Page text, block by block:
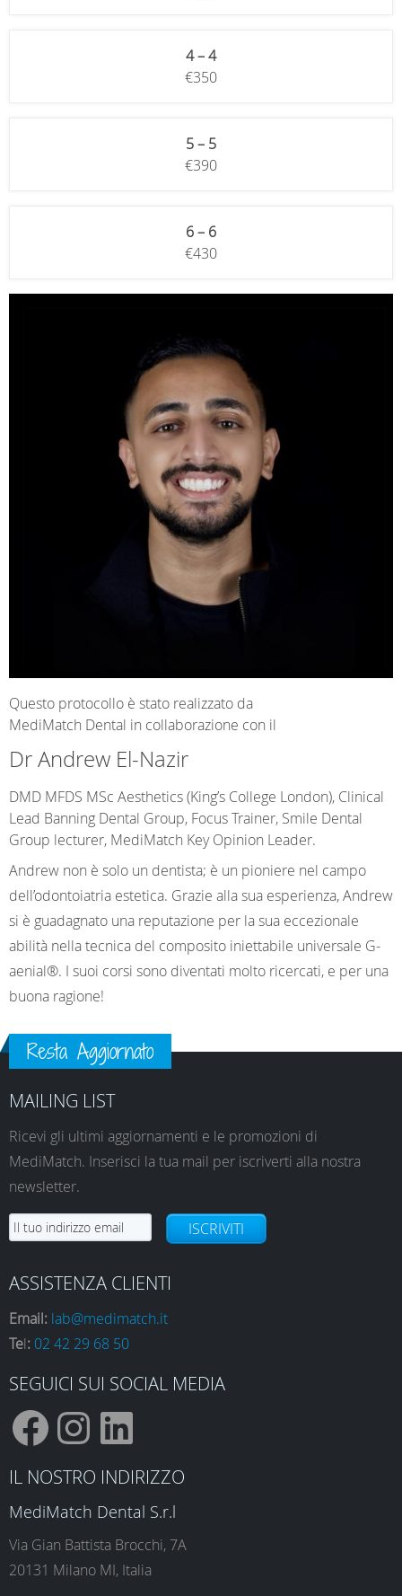
4 – 4
€350
5 – 5
€390
6 – 6
€430
Questo protocollo è stato realizzato da
MediMatch Dental in collaborazione con il
Dr Andrew El-Nazir
DMD MFDS MSc Aesthetics (King’s College London), Clinical
Lead Banning Dental Group, Focus Trainer, Smile Dental
Group lecturer, MediMatch Key Opinion Leader.
Andrew non è solo un dentista; è un pioniere nel campo
dell’odontoiatria estetica. Grazie alla sua esperienza, Andrew
si è guadagnato una reputazione per la sua eccezionale
abilità nella tecnica del composito iniettabile universale G-
aenial®. I suoi corsi sono diventati molto ricercati, e per una
buona ragione!
Resta Aggiornato
MAILING LIST
Ricevi gli ultimi aggiornamenti e le promozioni di
MediMatch. Inserisci la tua mail per iscriverti alla nostra
newsletter.
ISCRIVITI
ASSISTENZA CLIENTI
Email: lab@medimatch.it
Tel: 02 42 29 68 50
SEGUICI SUI SOCIAL MEDIA
F
a
I
n
L
i
IL NOSTRO INDIRIZZO
MediMatch Dental S.r.l
Via Gian Battista Brocchi, 7A
20131 Milano MI, Italia